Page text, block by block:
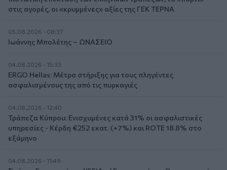
στις αγορές, οι «κρυμμένες» αξίες της ΓΕΚ ΤΕΡΝΑ
05.08.2026 - 08:37
Ιωάννης Μπολέτης – ΩΝΑΣΕΙΟ
04.08.2026 - 15:33
ERGO Hellas: Μέτρα στήριξης για τους πληγέντες
ασφαλισμένους της από τις πυρκαγιές
04.08.2026 - 12:40
Τράπεζα Κύπρου: Ενισχυμένες κατά 31% οι ασφαλιστικές
υπηρεσίες - Κέρδη €252 εκατ. (+7%) και ROTE 18.8% στο
εξάμηνο
04.08.2026 - 11:49